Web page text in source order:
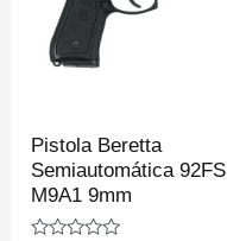
Pistola Beretta
Semiautomática 92FS
M9A1 9mm